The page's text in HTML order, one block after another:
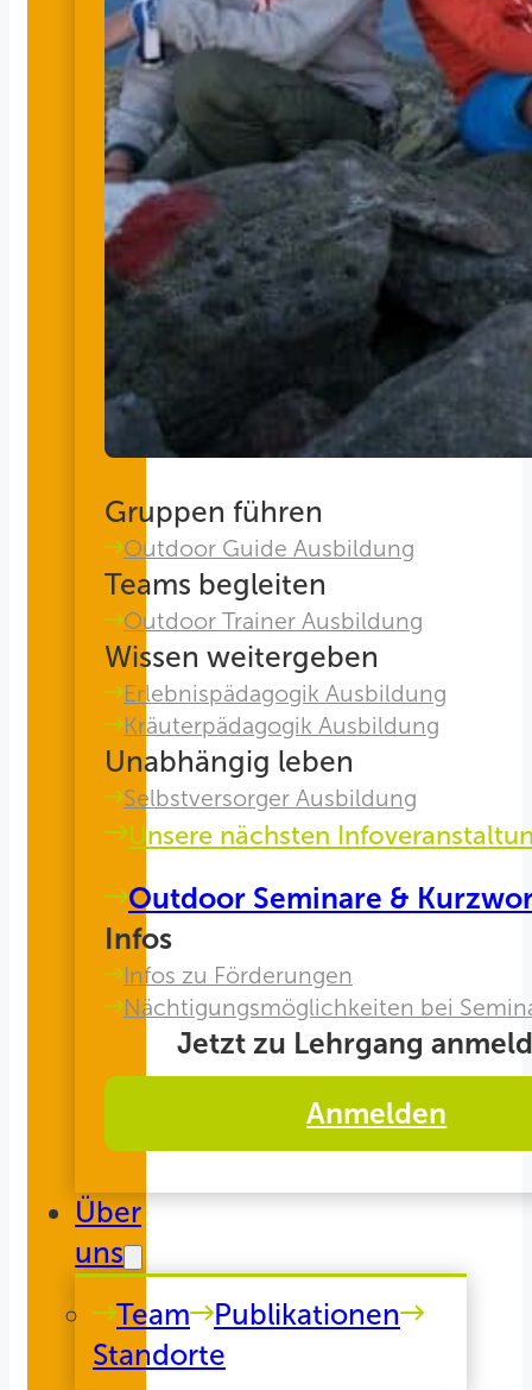
Gruppen führen
Outdoor Guide Ausbildung
Teams begleiten
Outdoor Trainer Ausbildung
Wissen weitergeben
Erlebnispädagogik Ausbildung
Kräuterpädagogik Ausbildung
Unabhängig leben
Selbstversorger Ausbildung
Unsere nächsten
Outdoor Seminare &
Infos
Infos zu Förderungen
Nächtigungsmöglichkeiten bei
Jetzt zu Lehrgang
Anmelden
Über
uns
Team
Publikationen
Standorte